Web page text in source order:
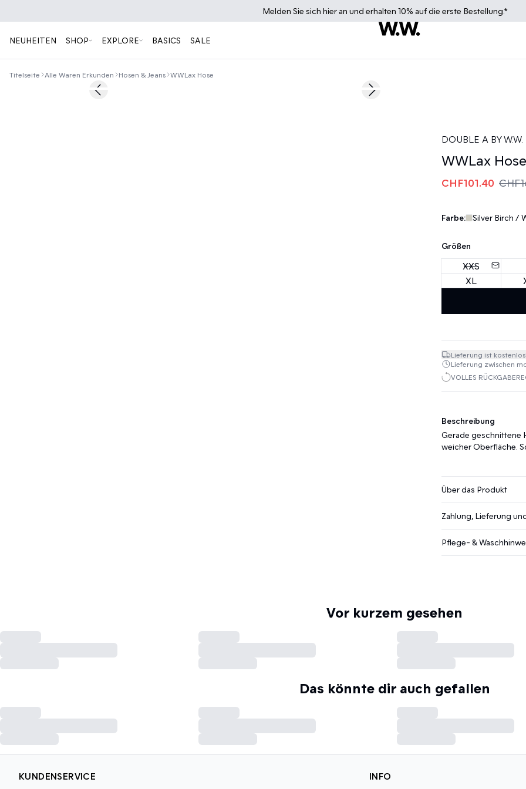
Melden Sie sich hier an und erhalten 10% auf die erste Bestellung.*
NEUHEITEN SHOP EXPLORE BASICS SALE
Titelseite Alle Waren Erkunden Hosen & Jeans WWLax Hose
40%Previous slide Next slide
DOUBLE A BY
WWLax Hose
CHF101.40
Farbe: Silver Birch /
Größen
XXS
XL
Lieferung ist kostenlos!
Lieferung zwischen
VOLLES
Beschreibung
Gerade geschnittene
weicher Oberfläche.
Über das Produkt
Zahlung, Lieferung
Pflege- &
Vor kurzem gesehen
Das könnte dir auch gefallen
KUNDENSERVICE INFO